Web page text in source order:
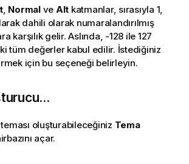
, Normalve Alt katmanlar, sırasıyla 1,
dahili olarak numaralandırılmış
karşılık gelir. Aslında, -128 ile 127
tüm değerler kabul edilir. İstediğiniz
için bu seçeneği belirleyin.
oluşturabileceğiniz Tema
açar.